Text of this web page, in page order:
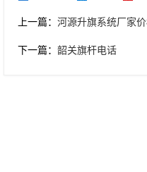
上一篇： 河源升旗系统厂家
下一篇： 韶关旗杆电话